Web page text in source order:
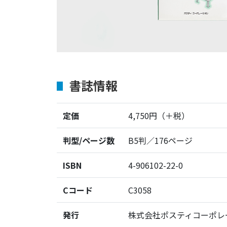
書誌情報
定価 4,750円 （＋税）
判型/ページ数 B5判／176ページ
ISBN 4-906102-22-0
Cコード C3058
発行 株式会社ポスティコーポ